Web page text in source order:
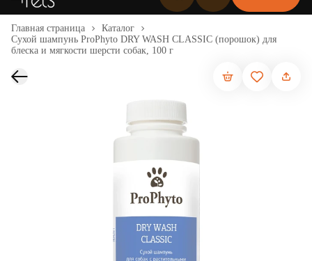
Главная страница
Каталог
Сухой шампунь ProPhyto DRY WASH CLASSIC (порошок) для
блеска и мягкости шерсти собак, 100 г